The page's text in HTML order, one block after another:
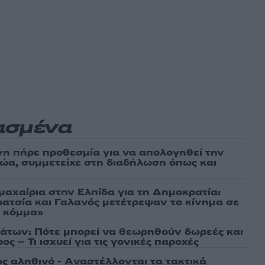
πήρε προθεσμία για να απολογηθεί την
συμμετείχε στη διαδήλωση όπως και
στην Ελπίδα για τη Δημοκρατία:
και Γαλανός μετέτρεψαν το κίνημα σε
κόμμα»
Πότε μπορεί να θεωρηθούν δωρεές και
– Τι ισχυεί για τις γονικές παροχές
αληθινό - Aναστέλλονται τα τακτικά